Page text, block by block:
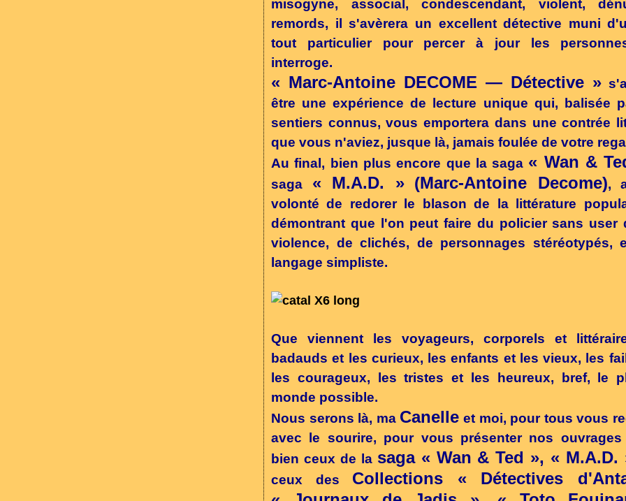
misogyne, associal, condescendant, violent,
remords, il s'avèrera un excellent détective muni
tout particulier pour percer à jour les
interroge.
« Marc-Antoine DECOME — Détective »
être une expérience de lecture unique qui, balisée
sentiers connus, vous emportera dans une contrée
que vous n'aviez, jusque là, jamais foulée de votre
Au final, bien plus encore que la saga « Wan &
saga « M.A.D. » (Marc-Antoine Decome),
volonté de redorer le blason de la littérature
démontrant que l'on peut faire du policier sans user
violence, de clichés, de personnages stéréotypés,
langage simpliste.
Que viennent les voyageurs, corporels et
badauds et les curieux, les enfants et les vieux, les
les courageux, les tristes et les heureux, bref, le
monde possible.
Nous serons là, ma Canelle et moi, pour tous vous
avec le sourire, pour vous présenter nos ouvrages
bien ceux de la saga « Wan & Ted », « M.A.D.
ceux des Collections « Détectives